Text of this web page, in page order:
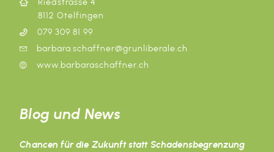
Riedstrasse 4
8112 Otelfingen
079 309 81 99
barbara.schaffner@grunliberale.ch
www.barbaraschaffner.ch
Blog und News
Chancen für die Zukunft statt Schadensbegrenzung